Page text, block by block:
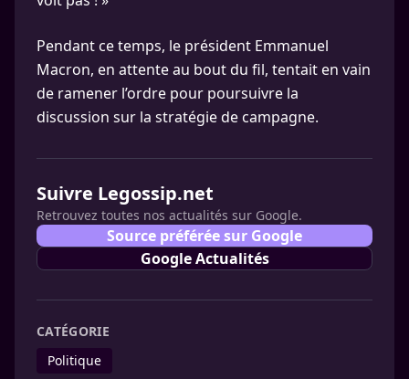
Pendant ce temps, le président Emmanuel
Macron, en attente au bout du fil, tentait en vain
de ramener l’ordre pour poursuivre la
discussion sur la stratégie de campagne.
Suivre Legossip.net
Retrouvez toutes nos actualités sur Google.
Source préférée sur Google
Google Actualités
CATÉGORIE
Politique